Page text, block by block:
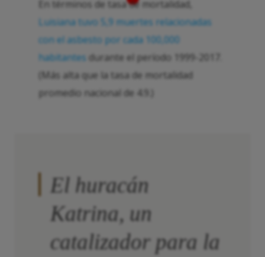
En términos de tasa de mortalidad,
Luisiana tuvo 5,9 muertes relacionadas
con el asbesto por cada 100,000
habitantes durante el período 1999-2017.
(Más alta que la tasa de mortalidad
promedio nacional de 4.9.)
El huracán
Katrina, un
catalizador para la